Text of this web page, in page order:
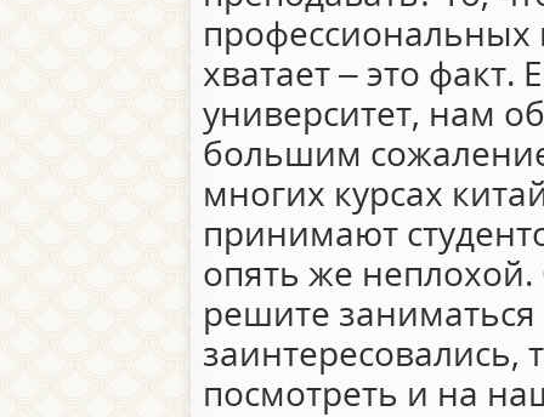
профессиональных
хватает – это факт.
университет, нам
большим
многих курсах
принимают
опять же
решите
заинтересовались,
посмотреть и на